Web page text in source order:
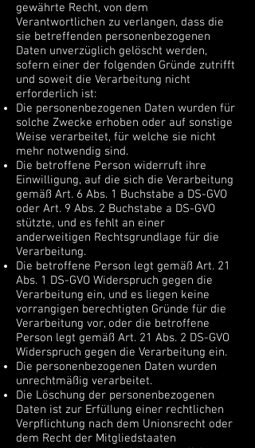
gewährte Recht, von dem
Verantwortlichen zu verlangen, dass die
sie betreffenden personenbezogenen
Daten unverzüglich gelöscht werden,
sofern einer der folgenden Gründe zutrifft
und soweit die Verarbeitung nicht
erforderlich ist:
Die personenbezogenen Daten wurden für
solche Zwecke erhoben oder auf sonstige
Weise verarbeitet, für welche sie nicht
mehr notwendig sind.
Die betroffene Person widerruft ihre
Einwilligung, auf die sich die Verarbeitung
gemäß Art. 6 Abs. 1 Buchstabe a DS-GVO
oder Art. 9 Abs. 2 Buchstabe a DS-GVO
stützte, und es fehlt an einer
anderweitigen Rechtsgrundlage für die
Verarbeitung.
Die betroffene Person legt gemäß Art. 21
Abs. 1 DS-GVO Widerspruch gegen die
Verarbeitung ein, und es liegen keine
vorrangigen berechtigten Gründe für die
Verarbeitung vor, oder die betroffene
Person legt gemäß Art. 21 Abs. 2 DS-GVO
Widerspruch gegen die Verarbeitung ein.
Die personenbezogenen Daten wurden
unrechtmäßig verarbeitet.
Die Löschung der personenbezogenen
Daten ist zur Erfüllung einer rechtlichen
Verpflichtung nach dem Unionsrecht oder
dem Recht der Mitgliedstaaten